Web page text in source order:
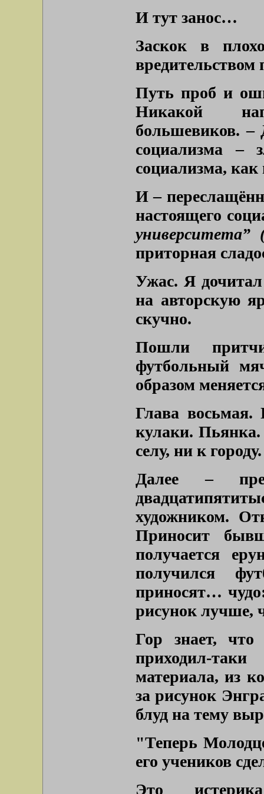
И тут занос…
Заскок в
вредительством
Путь проб и
Никакой
большевиков. –
социализма –
социализма,
И –
настоящего
университета”
приторная
Ужас. Я
на авторскую
скучно.
Пошли
футбольный
образом
Глава
кулаки. Пьянка.
селу, ни к городу.
Далее –
художником.
Приносит
получается
получился
приносят…
рисунок лучше,
Гор знает,
приходил-
материала, из
за рисунок
блуд на тему
"Теперь
его учеников
Это